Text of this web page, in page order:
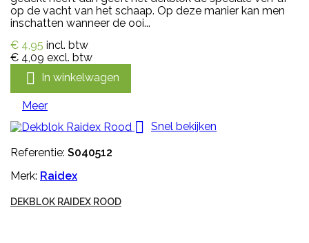
op de vacht van het schaap. Op deze manier kan men
inschatten wanneer de ooi...
€ 4,95 incl. btw
€ 4,09 excl. btw
 In winkelwagen
Meer
 Snel bekijken
Referentie: S040512
Merk: Raidex
DEKBLOK RAIDEX ROOD